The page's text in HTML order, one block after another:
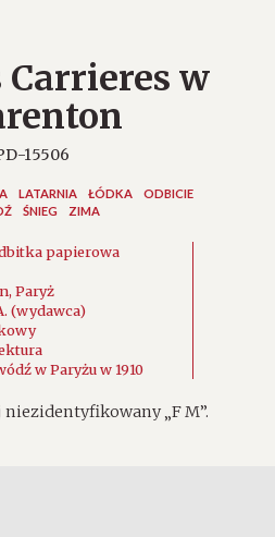
Carrieres w
15506
LATARNIA ŁÓDKA
ODBICIE
ŚNIEG ZIMA
papierowa
Paryż
(wydawca)
w Paryżu w 1910
„F M”.